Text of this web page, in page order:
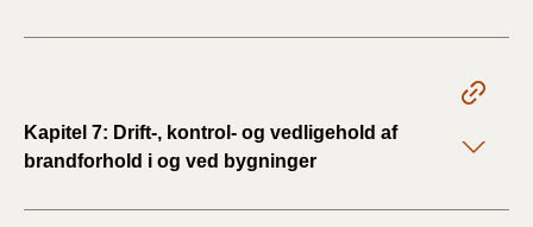
Kapitel 7: Drift-, kontrol- og vedligehold af
brandforhold i og ved bygninger